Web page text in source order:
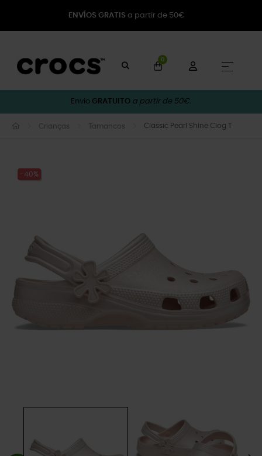
ENVÍOS GRATIS a partir de 50€
0
☰
Envio GRATUITO a partir de 50€.
Crianças Tamancos Classic Pearl Shine Clog T
-40%